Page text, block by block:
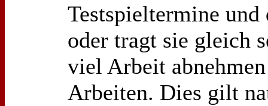
Testspieltermine
oder tragt sie gleich
viel Arbeit
Arbeiten. Dies gilt